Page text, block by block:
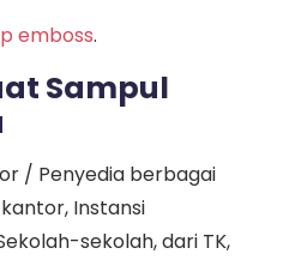
emboss.
Sampul
/ Penyedia berbagai
Instansi
sekolah, dari TK,